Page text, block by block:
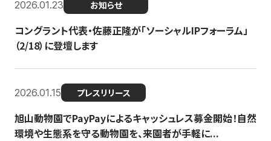
2026.01.23 お知らせ
コングラント代表・佐藤正隆が「ソーシャルIPフォーラム」
（2/18）に登壇します
2026.01.15 プレスリリース
旭山動物園でPayPayによるキャッシュレス募金開始！自然
環境や生態系を守る動物園を、来園者が手軽に...